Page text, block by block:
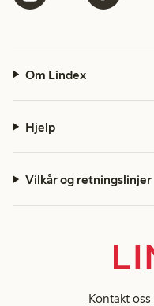
Om Lindex
Hjelp
Vilkår og retningslinjer
Kontakt oss